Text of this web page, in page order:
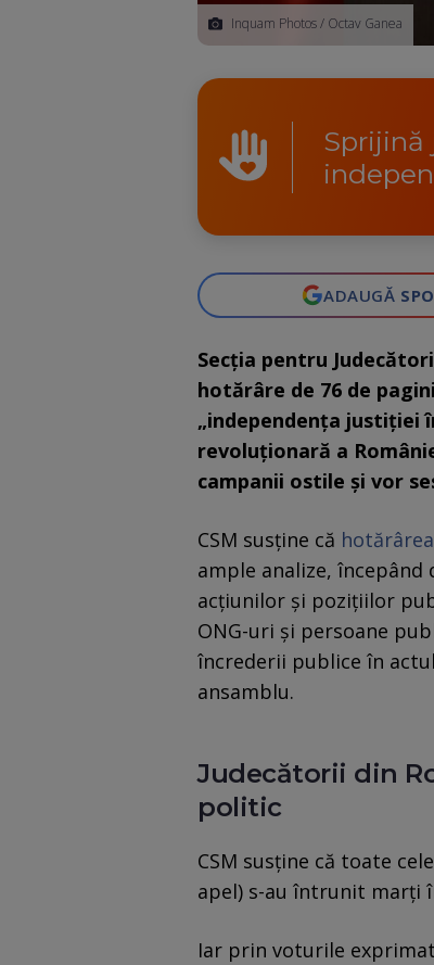
Inquam Photos / Octav Ganea
Sprijină
ADAUGĂ
Secția pentru
hotărâre de 76 de
„independenţa justiţiei
revoluţionară a
campanii ostile și vor
CSM susține că hotărârea
ample analize, începând
acţiunilor şi poziţiilor
ONG-uri şi persoane
încrederii publice în
ansamblu.
Judecătorii din
politic
CSM susține că toate
apel) s-au întrunit marți
Iar prin voturile